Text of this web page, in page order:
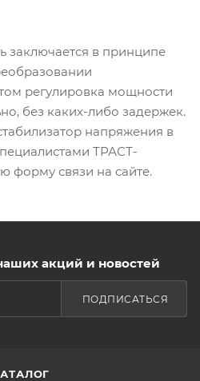
заключается в принципе
регулировка мощности
без каких-либо задержек.
напряжения в
ТРАСТ-
форму связи на сайте.
акций и новостей
ПОДПИСАТЬСЯ